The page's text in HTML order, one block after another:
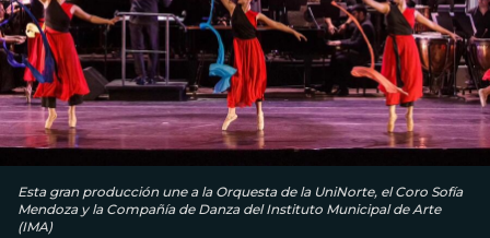
Esta gran producción une a la Orquesta de la UniNorte, el Coro Sofía
Mendoza y la Compañía de Danza del Instituto Municipal de Arte
(IMA)